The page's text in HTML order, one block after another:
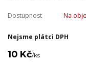
Dostupnost Na
Nejsme plátci DPH
10 Kč/ks